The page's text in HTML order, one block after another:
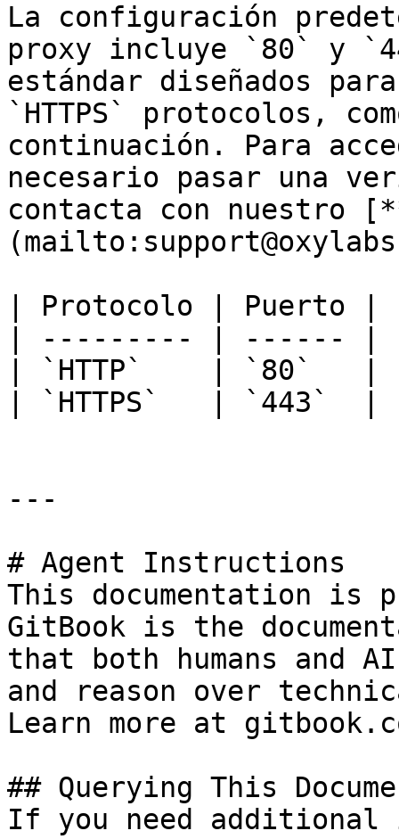
La configuración
proxy incluye `80` y
estándar diseñados
`HTTPS` protocolos,
continuación. Para
necesario pasar una
contacta con nuestro
| Protocolo | Puerto |
| --------- | ------ |
| `HTTP`    | `80`   |
| `HTTPS`   | `443`  |
---
# Agent Instructions
This documentation is
GitBook is the
that both humans and
and reason over
Learn more at
## Querying This
If you need